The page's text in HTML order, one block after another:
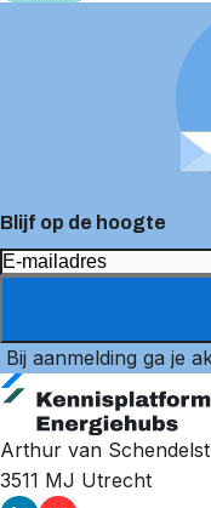
Blijf op de hoogte
Bij aanmelding ga je
Arthur van
3511 MJ Utrecht